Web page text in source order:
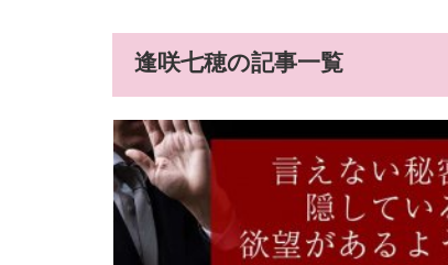
逢咲七穂の記事一覧